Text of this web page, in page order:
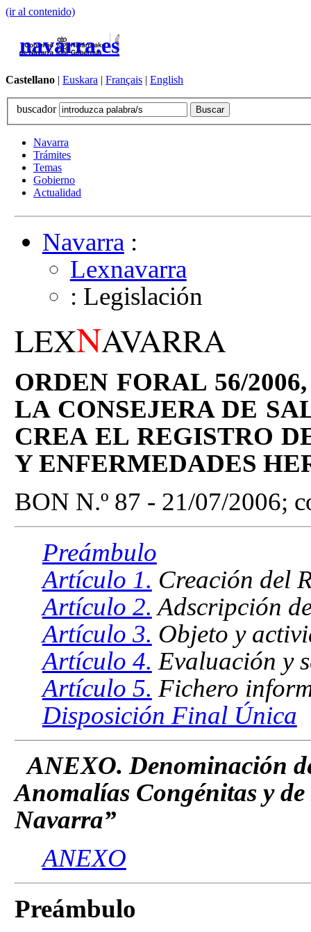
(ir al contenido)
navarra.es
Castellano | Euskara | Français | English
buscador
Navarra
Trámites
Temas
Gobierno
Actualidad
Navarra:
Lexnavarra
: Legislación
LEXNAVARRA
ORDEN FORAL 56/
LA CONSEJERA DE
CREA EL REGISTRO
Y ENFERMEDADES
BON N.º 87 - 21/07/2006;
Preámbulo
Artículo 1. Creación del
Artículo 2. Adscripción
Artículo 3. Objeto y
Artículo 4. Evaluación y
Artículo 5. Fichero
Disposición Final Única
ANEXO. Denominación
Anomalías Congénitas y
Navarra”
ANEXO
Preámbulo